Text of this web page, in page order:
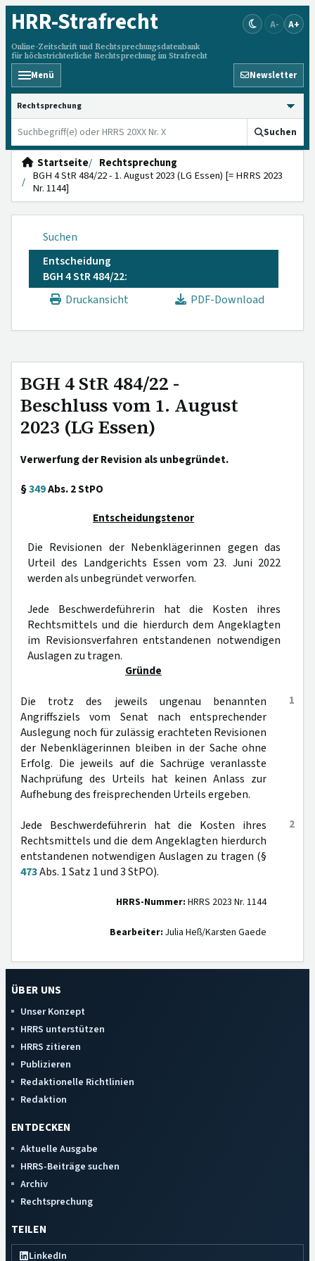
HRR-Strafrecht
Online-Zeitschrift und Rechtsprechungsdatenbank
für höchstrichterliche Rechtsprechung im Strafrecht
A- A+
Menü Newsletter
HRRS durchsuchen
Suchen
Startseite
Rechtsprechung
BGH 4 StR 484/22 - 1. August 2023 (LG Essen) [= HRRS 2023
Nr. 1144]
Suchen
Entscheidung
BGH 4 StR 484/22:
Druckansicht
PDF-Download
BGH 4 StR 484/22 -
Beschluss vom 1. August
2023 (LG Essen)
Verwerfung der Revision als unbegründet.
§349Abs. 2 StPO
Entscheidungstenor
Die Revisionen der Nebenklägerinnen gegen das
Urteil des Landgerichts Essen vom 23. Juni 2022
werden als unbegründet verworfen.
Jede Beschwerdeführerin hat die Kosten ihres
Rechtsmittels und die hierdurch dem Angeklagten
im Revisionsverfahren entstandenen notwendigen
Auslagen zu tragen.
Gründe
1
Die trotz des jeweils ungenau benannten
Angriffsziels vom Senat nach entsprechender
Auslegung noch für zulässig erachteten Revisionen
der Nebenklägerinnen bleiben in der Sache ohne
Erfolg. Die jeweils auf die Sachrüge veranlasste
Nachprüfung des Urteils hat keinen Anlass zur
Aufhebung des freisprechenden Urteils ergeben.
2
Jede Beschwerdeführerin hat die Kosten ihres
Rechtsmittels und die dem Angeklagten hierdurch
entstandenen notwendigen Auslagen zu tragen (§
473Abs. 1 Satz 1 und 3 StPO).
HRRS-Nummer: HRRS 2023 Nr. 1144
Bearbeiter: Julia Heß/Karsten Gaede
ÜBER UNS
Unser Konzept
HRRS unterstützen
HRRS zitieren
Publizieren
Redaktionelle Richtlinien
Redaktion
ENTDECKEN
Aktuelle Ausgabe
HRRS-Beiträge suchen
Archiv
Rechtsprechung
TEILEN
LinkedIn